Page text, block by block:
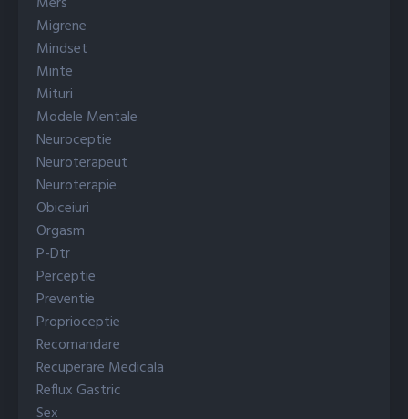
Migrene
Mindset
Minte
Mituri
Modele Mentale
Neuroceptie
Neuroterapeut
Neuroterapie
Obiceiuri
Orgasm
P-Dtr
Perceptie
Preventie
Proprioceptie
Recomandare
Recuperare Medicala
Reflux Gastric
Sex